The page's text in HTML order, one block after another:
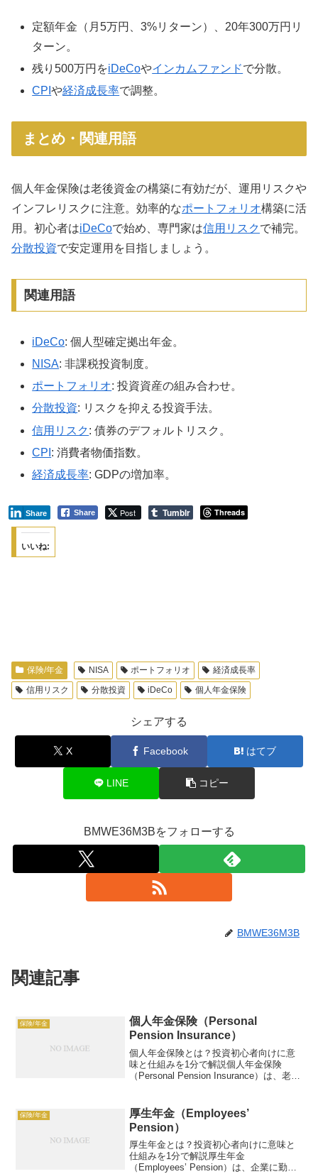
定額年金（月5万円、3%リターン）、20年300万円リ
ターン。
残り500万円をiDeCoやインカムファンドで分散。
CPIや経済成長率で調整。
まとめ・関連用語
個人年金保険は老後資金の構築に有効だが、運用リスクや
インフレリスクに注意。効率的なポートフォリオ構築に活
用。初心者はiDeCoで始め、専門家は信用リスクで補完。
分散投資で安定運用を目指しましょう。
関連用語
iDeCo: 個人型確定拠出年金。
NISA: 非課税投資制度。
ポートフォリオ: 投資資産の組み合わせ。
分散投資: リスクを抑える投資手法。
信用リスク: 債券のデフォルトリスク。
CPI : 消費者物価指数。
経済成長率: GDPの増加率。
Share Post
Share Tumblr Threads
いいね:
保険/年金 NISA ポートフォリオ
経済成長率
信用リスク
分散投資 iDeCo 個人年金保険
シェアする
X Facebook はてブ
LINE コピー
BMWE36M3Bをフォローする
BMWE36M3B
関連記事
保険/年金
個人年金保険（Personal
Pension Insurance）
個人年金保険とは？投資初心者向けに意
味と仕組みを1分で解説個人年金保険
（Personal Pension Insurance）は、老後
として受け取る仕組みです。例：月3万...
保険/年金
厚生年金（Employees’
Pension）
厚生年金とは？投資初心者向けに意味と
仕組みを1分で解説厚生年金
（Employees’ Pension）は、企業に勤め